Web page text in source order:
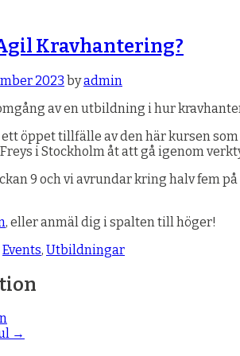
Kravhantering?
2023 byadmin
av en utbildning i hur
ett öppet tillfälle av den här kursen
i Stockholm åt att gå igenom
9 och vi avrundar kring halv fem
, eller anmäl dig i spalten till höger!
Events, Utbildningar
→